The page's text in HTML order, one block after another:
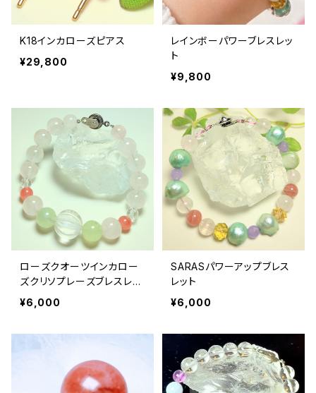
K18インカローズピアス
¥29,800
レインボーパワーブレスレッ
ト
¥9,800
ローズクオーツインカロー
ズクリソプレーズブレスレッ
ト
¥6,000
SARASパワーアップブレス
レット
¥6,000